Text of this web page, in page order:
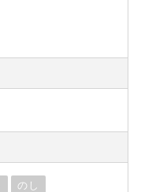
のし